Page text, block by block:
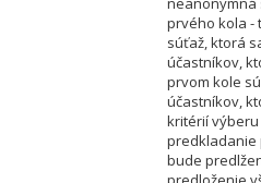
prvého kola -
súťaž, ktorá
účastníkov,
prvom kole
účastníkov,
kritérií
predkladanie
bude